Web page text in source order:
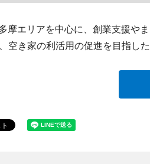
摩エリアを中心に、創業支援や
空き家の利活用の促進を目指し